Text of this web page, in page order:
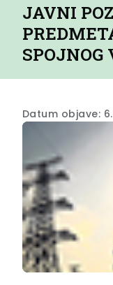
JAVNI
SPOJNOG
Datum objave: